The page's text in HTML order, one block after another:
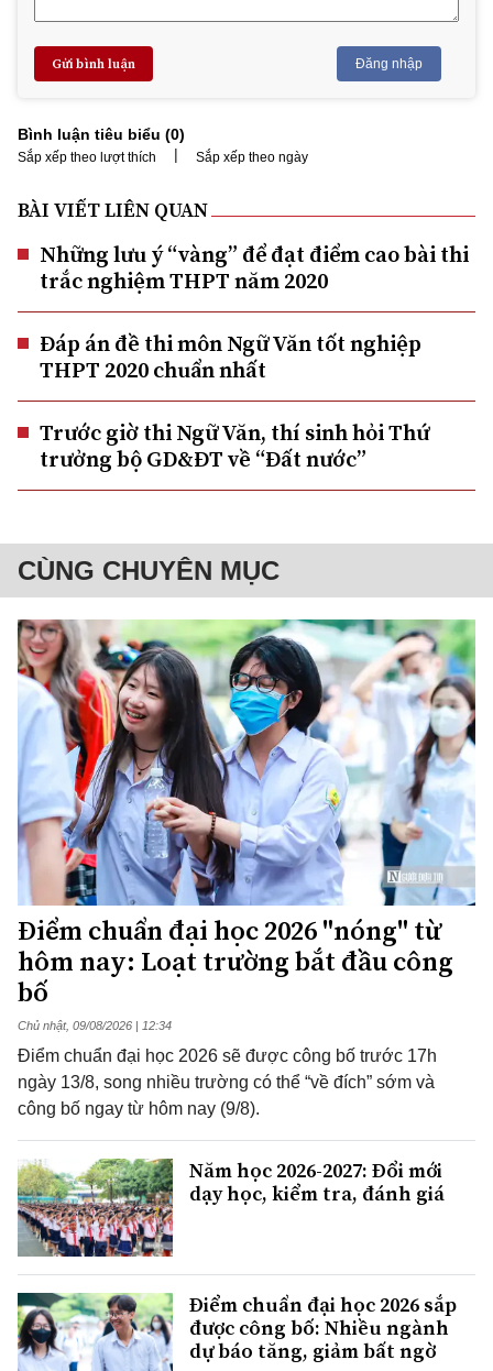
Gửi bình luận Đăng nhập
Bình luận tiêu biểu (0)
Sắp xếp theo lượt thích | Sắp xếp theo ngày
BÀI VIẾT LIÊN QUAN
Những lưu ý “vàng” để đạt điểm cao bài thi
trắc nghiệm THPT năm 2020
Đáp án đề thi môn Ngữ Văn tốt nghiệp
THPT 2020 chuẩn nhất
Trước giờ thi Ngữ Văn, thí sinh hỏi Thứ
trưởng bộ GD&ĐT về “Đất nước”
CÙNG CHUYÊN MỤC
Điểm chuẩn đại học 2026 "nóng" từ
hôm nay: Loạt trường bắt đầu công
bố
Chủ nhật, 09/08/2026 | 12:34
Điểm chuẩn đại học 2026 sẽ được công bố trước 17h
ngày 13/8, song nhiều trường có thể “về đích” sớm và
công bố ngay từ hôm nay (9/8).
Năm học 2026-2027: Đổi mới
dạy học, kiểm tra, đánh giá
Điểm chuẩn đại học 2026 sắp
được công bố: Nhiều ngành
dự báo tăng, giảm bất ngờ